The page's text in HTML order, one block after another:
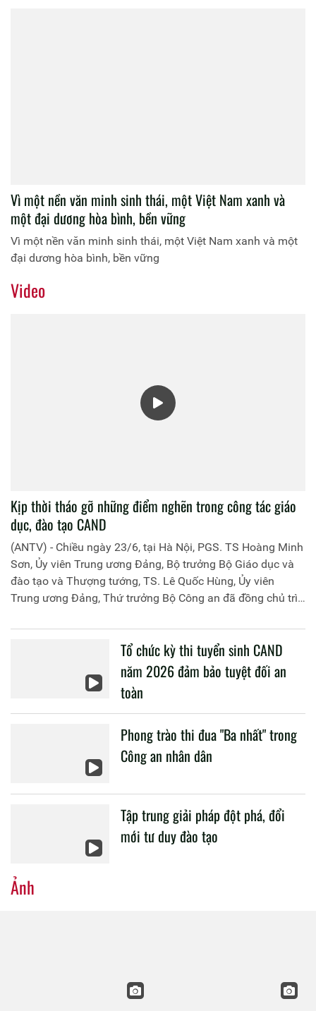
Vì một nền văn minh sinh thái, một Việt Nam xanh và
một đại dương hòa bình, bền vững
Vì một nền văn minh sinh thái, một Việt Nam xanh và một
đại dương hòa bình, bền vững
Video
Kịp thời tháo gỡ những điểm nghẽn trong công tác giáo
dục, đào tạo CAND
(ANTV) - Chiều ngày 23/6, tại Hà Nội, PGS. TS Hoàng Minh
Sơn, Ủy viên Trung ương Đảng, Bộ trưởng Bộ Giáo dục và
đào tạo và Thượng tướng, TS. Lê Quốc Hùng, Ủy viên
Trung ương Đảng, Thứ trưởng Bộ Công an đã đồng chủ trì
liên quan đến công tác giáo dục và đào tạo của lực lượng
Tổ chức kỳ thi tuyển sinh CAND
năm 2026 đảm bảo tuyệt đối an
toàn
Phong trào thi đua "Ba nhất" trong
Công an nhân dân
Tập trung giải pháp đột phá, đổi
mới tư duy đào tạo
Ảnh